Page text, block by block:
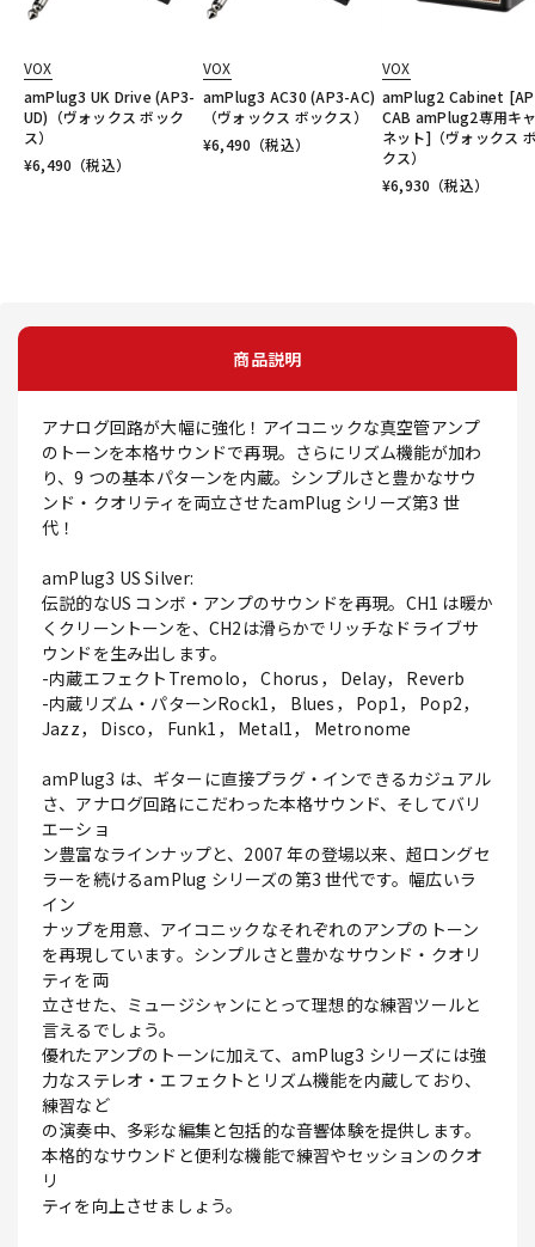
VOX
amPlug3 UK Drive (AP3-
UD)（ヴォックス ボック
ス）
¥6,490 （税込）
VOX
amPlug3 AC30 (AP3-AC)
（ヴォックス ボックス）
¥6,490 （税込）
VOX
amPlug2 Cabinet
CAB amPlug2専用キ
ネット]（ヴォックス
クス）
¥6,930 （税込）
商品説明
アナログ回路が大幅に強化！アイコニックな真空管アンプ
のトーンを本格サウンドで再現。さらにリズム機能が加わ
り、9 つの基本パターンを内蔵。シンプルさと豊かなサウ
ンド・クオリティを両立させたamPlug シリーズ第3 世
代！
amPlug3 US Silver:
伝説的なUS コンボ・アンプのサウンドを再現。CH1 は暖か
くクリーントーンを、CH2は滑らかでリッチなドライブサ
ウンドを生み出します。
-内蔵エフェクトTremolo， Chorus， Delay， Reverb
-内蔵リズム・パターンRock1， Blues， Pop1， Pop2，
Jazz， Disco， Funk1， Metal1， Metronome
amPlug3 は、ギターに直接プラグ・インできるカジュアル
さ、アナログ回路にこだわった本格サウンド、そしてバリ
エーショ
ン豊富なラインナップと、2007 年の登場以来、超ロングセ
ラーを続けるamPlug シリーズの第3 世代です。幅広いラ
イン
ナップを用意、アイコニックなそれぞれのアンプのトーン
を再現しています。シンプルさと豊かなサウンド・クオリ
ティを両
立させた、ミュージシャンにとって理想的な練習ツールと
言えるでしょう。
優れたアンプのトーンに加えて、amPlug3 シリーズには強
力なステレオ・エフェクトとリズム機能を内蔵しており、
練習など
の演奏中、多彩な編集と包括的な音響体験を提供します。
本格的なサウンドと便利な機能で練習やセッションのクオ
リ
ティを向上させましょう。